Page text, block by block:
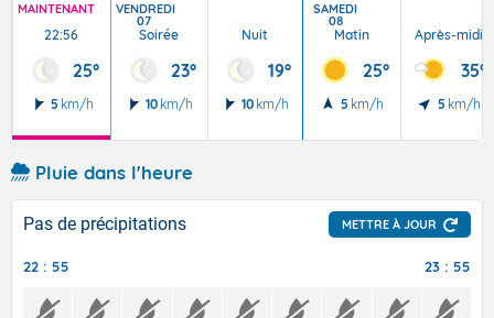
MAINTENANT
22:56
25°
5 km/h
VENDREDI
07
Soirée
23°
10 km/h
Nuit
19°
10 km/h
SAMEDI
08
Matin
25°
5 km/h
Après-midi
35°
5 km/h
Pluie dans l'heure
Pas de précipitations METTRE À JOUR
22 : 55 23 : 55